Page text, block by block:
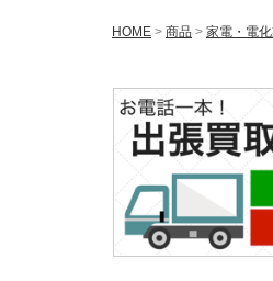
HOME > 商品 > 家電・電